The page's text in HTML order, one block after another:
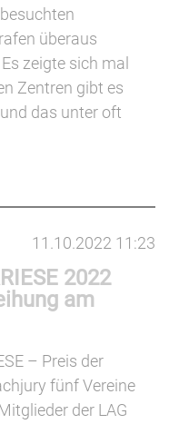
überaus
zeigte sich mal
Zentren gibt es
das unter oft
11.10.2022 11:23
2022
am
– Preis der
fünf Vereine
der LAG